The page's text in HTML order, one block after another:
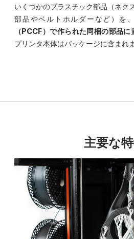
いくつかのプラスチック部品（ネク
部品やベルトホルダーなど）を、
（PCCF）で作られた同梱の部品に
プリンタ本体はパッケージに含まれま
主要な